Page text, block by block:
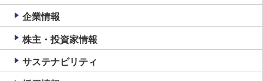
企業情報
株主・投資家情報
サステナビリティ